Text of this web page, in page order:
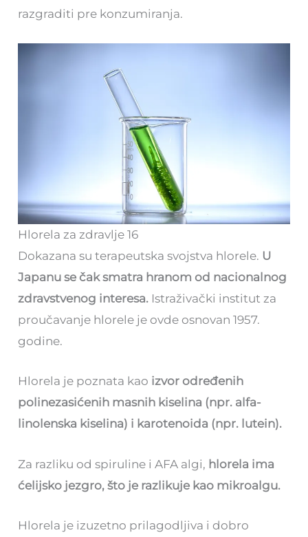
razgraditi pre konzumiranja.
Hlorela za zdravlje 16
Dokazana su terapeutska svojstva hlorele. U
Japanu se čak smatra hranom od nacionalnog
zdravstvenog interesa. Istraživački institut za
proučavanje hlorele je ovde osnovan 1957.
godine.
Hlorela je poznata kao izvor određenih
polinezasićenih masnih kiselina (npr. alfa-
linolenska kiselina) i karotenoida (npr. lutein).
Za razliku od spiruline i AFA algi, hlorela ima
ćelijsko jezgro, što je razlikuje kao mikroalgu.
Hlorela je izuzetno prilagodljiva i dobro